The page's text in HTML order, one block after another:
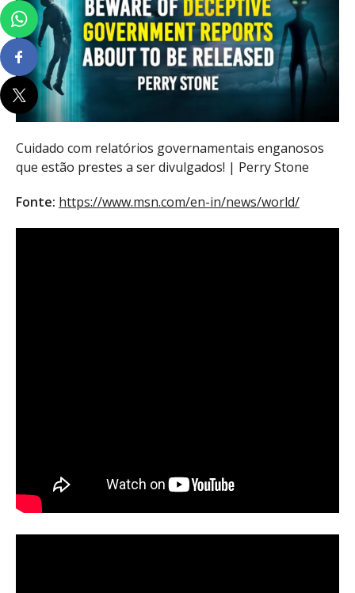
Cuidado com relatórios governamentais enganosos
que estão prestes a ser divulgados! | Perry Stone
Fonte: https://www.msn.com/en-in/news/world/